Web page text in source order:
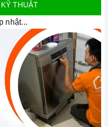
HMH.SMV69M91EU
phẩm
HMH.SMV69M91EU Serie 6
đại, sang trọng, phù hợp với
chất liệu thép không gỉ
THUẬT
nhật...